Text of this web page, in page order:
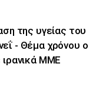
της υγείας του
- Θέμα χρόνου ο
ΜΜΕ